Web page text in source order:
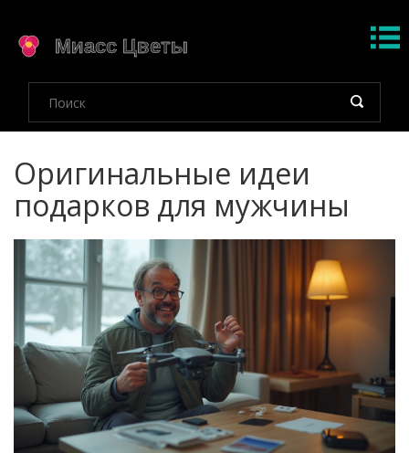
Оригинальные идеи
подарков для мужчины